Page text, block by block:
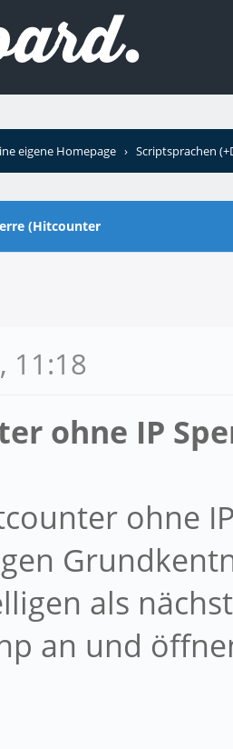
eigene Homepage › Scriptsprachen
(Hitcounter
11:18
ohne IP
ohne
als
an und